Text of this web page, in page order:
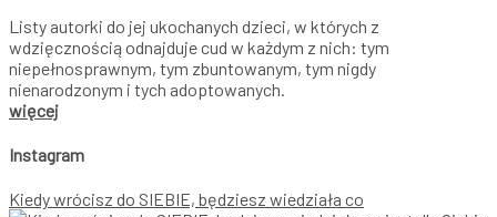
Listy autorki do jej ukochanych dzieci, w których z
wdzięcznością odnajduje cud w każdym z nich: tym
niepełnosprawnym, tym zbuntowanym, tym nigdy
nienarodzonym i tych adoptowanych.
więcej
Instagram
Kiedy wrócisz do SIEBIE, będziesz wiedziała co